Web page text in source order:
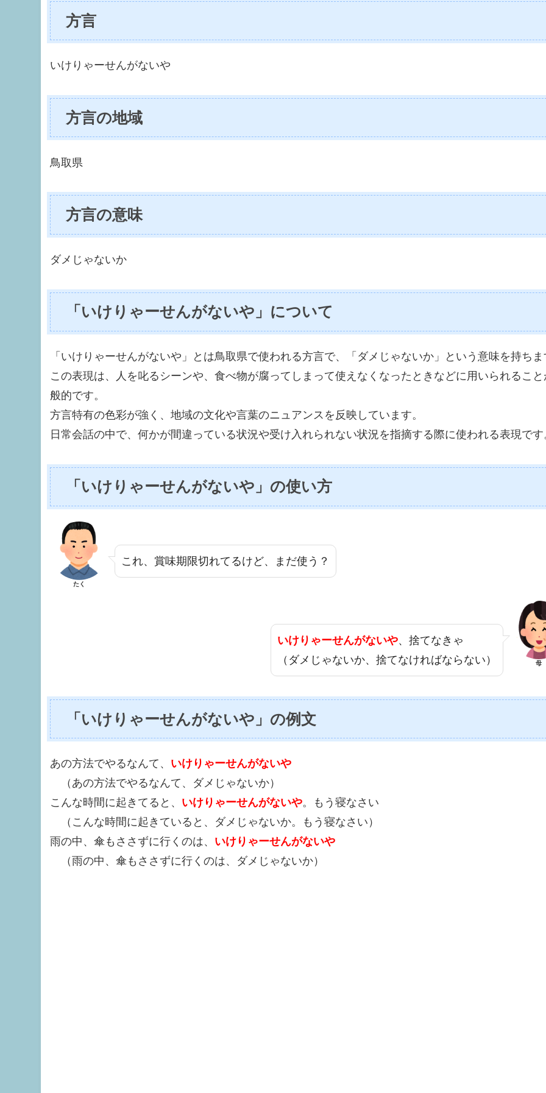
方言
いけりゃーせんがないや
方言の地域
鳥取県
方言の意味
ダメじゃないか
「いけりゃーせんがないや」について
「いけりゃーせんがないや」とは鳥取県で使われる方言で、「ダメじゃないか」という意味を持ちま
この表現は、人を叱るシーンや、食べ物が腐ってしまって使えなくなったときなどに用いられること
般的です。
方言特有の色彩が強く、地域の文化や言葉のニュアンスを反映しています。
日常会話の中で、何かが間違っている状況や受け入れられない状況を指摘する際に使われる表現です
「いけりゃーせんがないや」の使い方
たく
これ、賞味期限切れてるけど、まだ使う？
いけりゃーせんがないや、捨てなきゃ
（ダメじゃないか、捨てなければならない）
母
「いけりゃーせんがないや」の例文
あの方法でやるなんて、 いけりゃーせんがないや
（あの方法でやるなんて、ダメじゃないか）
こんな時間に起きてると、 いけりゃーせんがないや。もう寝なさい
（こんな時間に起きていると、ダメじゃないか。もう寝なさい）
雨の中、傘もささずに行くのは、 いけりゃーせんがないや
（雨の中、傘もささずに行くのは、ダメじゃないか）